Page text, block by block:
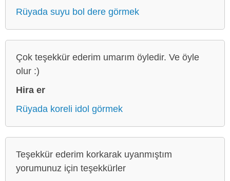
Rüyada suyu bol dere görmek
Çok teşekkür ederim umarım öyledir. Ve öyle
olur :)
Hira er
Rüyada koreli idol görmek
Teşekkür ederim korkarak uyanmıştım
yorumunuz için teşekkürler